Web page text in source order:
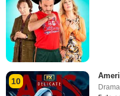
10
Drama